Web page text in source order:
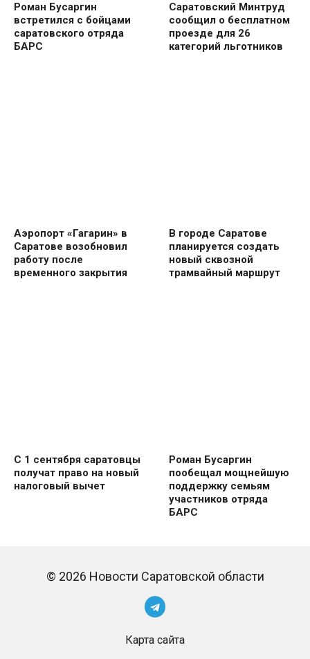
Роман Бусаргин
встретился с бойцами
саратовского отряда
БАРС
Саратовский Минтруд
сообщил о бесплатном
проезде для 26
категорий льготников
Аэропорт «Гагарин» в
Саратове возобновил
работу после
временного закрытия
В городе Саратове
планируется создать
новый сквозной
трамвайный маршрут
С 1 сентября саратовцы
получат право на новый
налоговый вычет
Роман Бусаргин
пообещал мощнейшую
поддержку семьям
участников отряда
БАРС
© 2026 Новости Саратовской области
Карта сайта